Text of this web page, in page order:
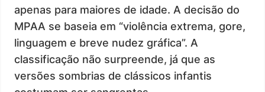
apenas para maiores de idade. A decisão do
MPAA se baseia em “violência extrema, gore,
linguagem e breve nudez gráfica”. A
classificação não surpreende, já que as
versões sombrias de clássicos infantis